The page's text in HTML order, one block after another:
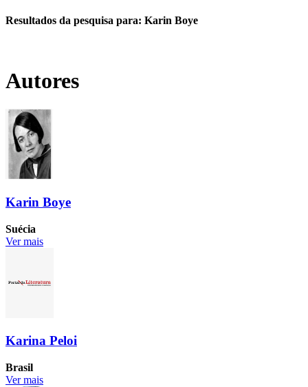
Resultados da pesquisa para: Karin Boye
Autores
Karin Boye
Suécia
Ver mais
Karina Peloi
Brasil
Ver mais